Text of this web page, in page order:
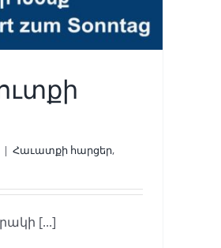
| Հաւատքի հարցեր,
[...]